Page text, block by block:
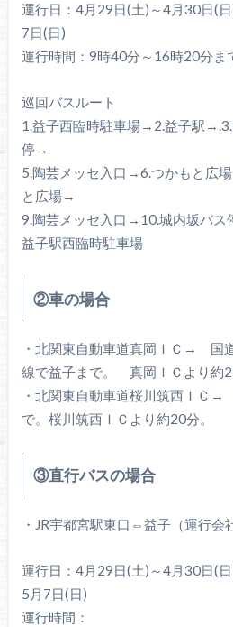
運行日：4月29日(土)～4月30日(
7日(日)
運行時間：9時40分～16時20分ま
巡回バスルート
1.益子西臨時駐車場→2.益子駅
停→
5.陶芸メッセ入口→6.つかもと広
と広場→
9.陶芸メッセ入口→10.城内坂バ
益子駅西臨時駐車場
②車の場合
・北関東自動車道真岡ＩＣ→ 国
線で益子まで。 真岡ＩＣより約
・北関東自動車道桜川筑西ＩＣ
で。桜川筑西ＩＣより約20分。
③直行バスの場合
・JR宇都宮駅東口⇔益子（運行会
運行日：4月29日(土)～4月30日(
5月7日(日)
運行時間：